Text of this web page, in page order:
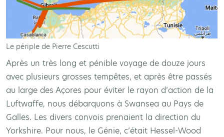
Le périple de Pierre Cescutti
Après un très long et pénible voyage de douze jours
avec plusieurs grosses tempêtes, et après être passés
au large des Açores pour éviter le rayon d’action de la
Luftwaffe, nous débarquons à Swansea au Pays de
Galles. Les divers convois prenaient la direction du
Yorkshire. Pour nous, le Génie, c’était Hessel-Wood